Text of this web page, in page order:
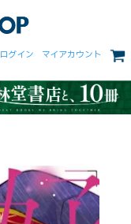
ログイン マイアカウント